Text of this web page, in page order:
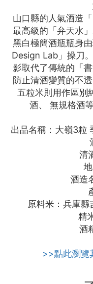
山口縣的人氣酒造
最高級的「弁天水
黑白極簡酒瓶瓶身
Design Lab」操刀
影取代了傳統的「
防止清酒變質的不
五粒米則用作區別
酒、 無規格酒
出品名稱：大嶺3粒
清
酒造
原料米：兵庫縣
精
酒
>>點此瀏覽